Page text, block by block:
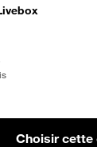
Choisir cette